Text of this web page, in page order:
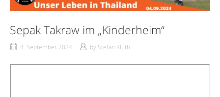
Sepak Takraw im „Kinderheim“
4. September 2024 by Stefan Kluth